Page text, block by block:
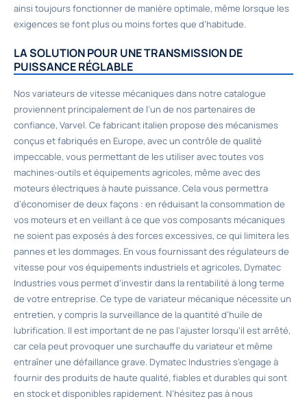
ainsi toujours fonctionner de manière optimale, même lorsque les
exigences se font plus ou moins fortes que d’habitude.
LA SOLUTION POUR UNE TRANSMISSION DE
PUISSANCE RÉGLABLE
Nos variateurs de vitesse mécaniques dans notre catalogue
proviennent principalement de l’un de nos partenaires de
confiance, Varvel. Ce fabricant italien propose des mécanismes
conçus et fabriqués en Europe, avec un contrôle de qualité
impeccable, vous permettant de les utiliser avec toutes vos
machines-outils et équipements agricoles, même avec des
moteurs électriques à haute puissance. Cela vous permettra
d’économiser de deux façons : en réduisant la consommation de
vos moteurs et en veillant à ce que vos composants mécaniques
ne soient pas exposés à des forces excessives, ce qui limitera les
pannes et les dommages. En vous fournissant des régulateurs de
vitesse pour vos équipements industriels et agricoles, Dymatec
Industries vous permet d’investir dans la rentabilité à long terme
de votre entreprise. Ce type de variateur mécanique nécessite un
entretien, y compris la surveillance de la quantité d’huile de
lubrification. Il est important de ne pas l’ajuster lorsqu’il est arrêté,
car cela peut provoquer une surchauffe du variateur et même
entraîner une défaillance grave. Dymatec Industries s’engage à
fournir des produits de haute qualité, fiables et durables qui sont
en stock et disponibles rapidement. N’hésitez pas à nous